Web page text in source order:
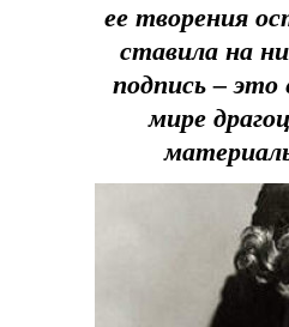
ее творения
ставила на
подпись – это
мире